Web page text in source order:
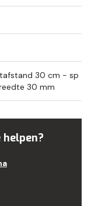
30 cm - sp
30 mm